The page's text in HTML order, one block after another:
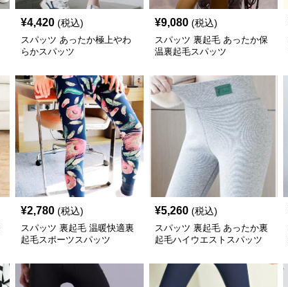
¥4,420 (税込)
スパッツ あったか極上やわ
らかスパッツ
¥9,080 (税込)
スパッツ 裏起毛 あったか保
温裏起毛スパッツ
¥2,780 (税込)
スパッツ 裏起毛 温暖快適裏
起毛スポーツスパッツ
¥5,260 (税込)
スパッツ 裏起毛 あったか裏
起毛ハイウエストスパッツ